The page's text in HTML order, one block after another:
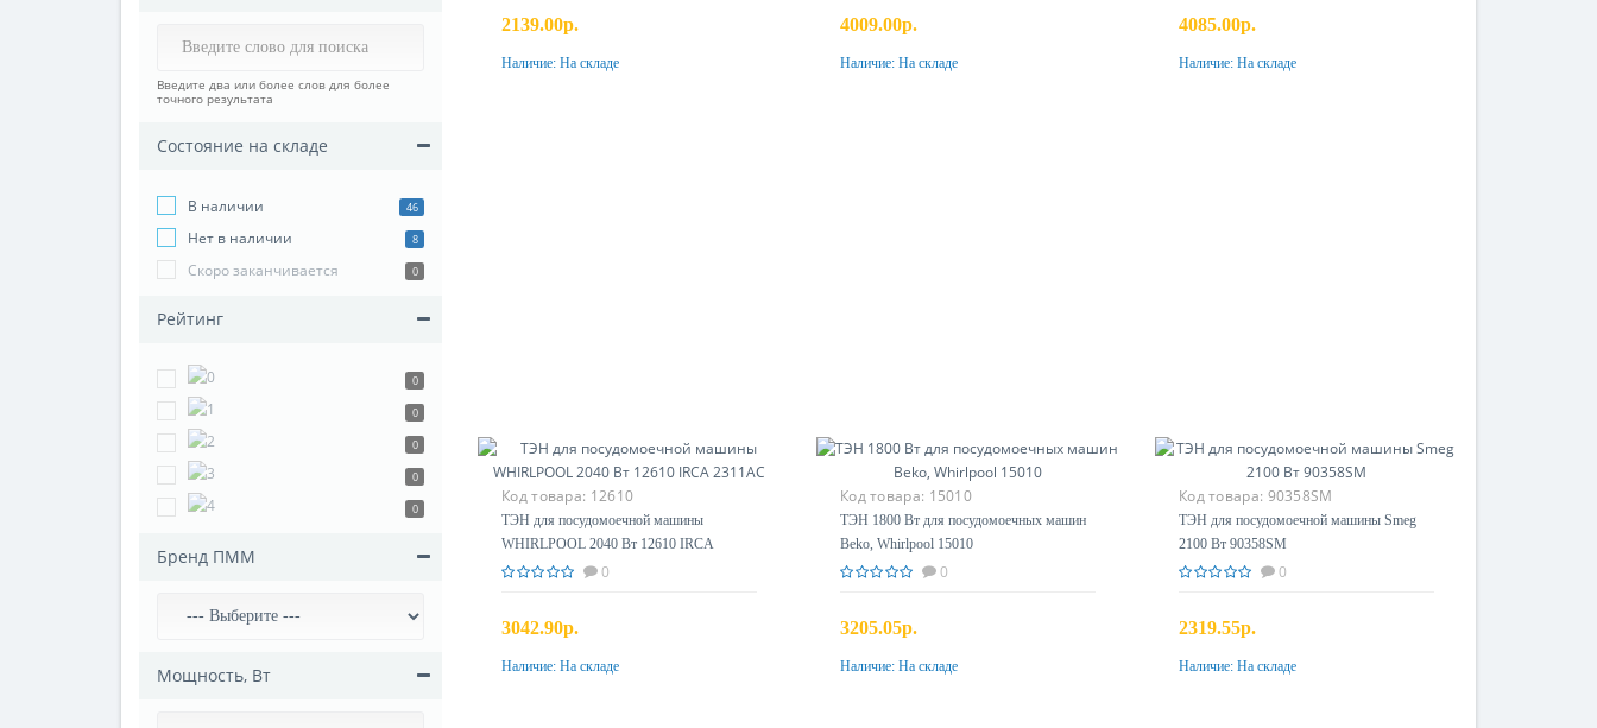
Введите два или более слов для более
точного результата
Состояние на складе
В наличии 46
Нет в наличии 8
Скоро заканчивается 0
Рейтинг
0
0
0
0
0
Бренд ПММ
Мощность, Вт
2139.00р.
Купить
Наличие: На складе
4009.00р.
Купить
Наличие: На складе
4085.00р.
Купить
Наличие: На складе
Код товара: 12610
ТЭН для посудомоечной машины
WHIRLPOOL 2040 Вт 12610 IRCA
2311AC
0
3042.90р.
Купить
Наличие: На складе
Код товара: 15010
ТЭН 1800 Вт для посудомоечных машин
Beko, Whirlpool 15010
0
3205.05р.
Купить
Наличие: На складе
Код товара: 90358SM
ТЭН для посудомоечной машины Smeg
2100 Вт 90358SM
0
2319.55р.
Купить
Наличие: На складе